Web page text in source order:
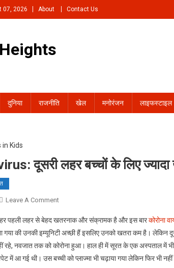
07, 2026 About Contact Us
दुनिया राजनीति खेल मनोरंजन लाइफस्टाइल
दूसरी लहर बच्चों के लिए
Leave A CommentOn
दूसरी
लहर
बच्चों
के
पहली लहर से बेहद खतरनाक और संक्रामक है और इस बारकोरोना
गया की उनकी इम्यूनिटी अच्छी हैं इसलिए उनको खतरा कम है।
रहे, नवजात तक को कोरोना हुआ। हाल ही में सूरत के एक अस्पताल में
में आ गई थी। उस बच्ची को प्लाज्मा भी चढ़ाया गया लेकिन फिर भी